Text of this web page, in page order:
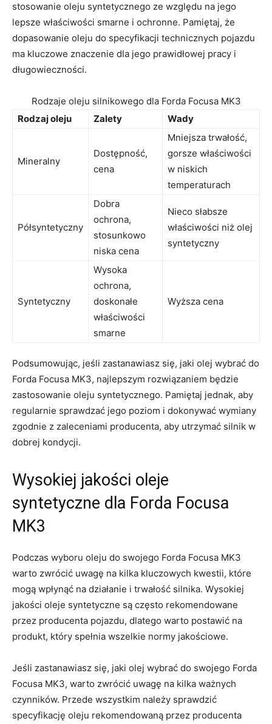
stosowanie oleju syntetycznego ze względu na jego
lepsze właściwości smarne i ochronne. Pamiętaj, ⁤że
dopasowanie‌ oleju ⁢do specyfikacji technicznych pojazdu
ma kluczowe ⁤znaczenie dla jego prawidłowej pracy i
długowieczności.
Rodzaje oleju silnikowego dla Forda Focusa MK3
Rodzaj oleju
Zalety Wady
Mineralny
Dostępność,
cena
Mniejsza trwałość,
‌gorsze właściwości
w niskich
temperaturach
Półsyntetyczny
Dobra
ochrona,
stosunkowo
niska cena
Nieco słabsze
właściwości niż olej
syntetyczny
Syntetyczny
Wysoka
ochrona,
doskonałe
właściwości
smarne
Wyższa cena
Podsumowując, jeśli zastanawiasz się, jaki ⁤olej wybrać do
Forda Focusa MK3, najlepszym rozwiązaniem ‍będzie
zastosowanie oleju syntetycznego. Pamiętaj jednak,‌ aby
regularnie⁤ sprawdzać jego poziom i dokonywać wymiany
zgodnie z zaleceniami producenta, aby‌ utrzymać silnik w
dobrej‍ kondycji.
Wysokiej jakości​ oleje
syntetyczne dla Forda Focusa
MK3
Podczas wyboru ⁤oleju do swojego Forda Focusa MK3
warto zwrócić uwagę na kilka kluczowych ‌kwestii, które⁣
mogą wpłynąć na działanie i trwałość silnika. Wysokiej
jakości oleje syntetyczne⁣ są często rekomendowane⁣
przez producenta pojazdu, dlatego​ warto postawić na
produkt, który spełnia wszelkie normy jakościowe.
Jeśli zastanawiasz się, jaki ⁢olej wybrać do swojego Forda
Focusa‌ MK3, warto zwrócić uwagę na kilka ważnych​
czynników. Przede wszystkim należy sprawdzić
specyfikację oleju rekomendowaną przez producenta